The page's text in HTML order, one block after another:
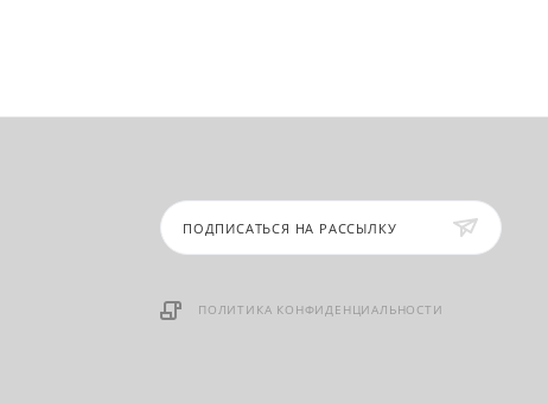
ПОДПИСАТЬСЯ НА РАССЫЛКУ
ПОЛИТИКА КОНФИДЕНЦИАЛЬНОСТИ